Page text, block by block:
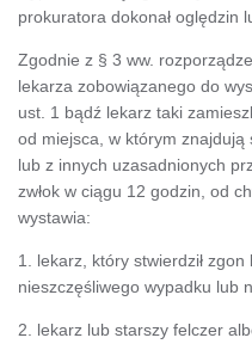
prokuratora dokonał oględzin
Zgodnie z § 3 ww.
lekarza zobowiązanego do
ust. 1 bądź lekarz taki
od miejsca, w którym znajdują
lub z innych uzasadnionych
zwłok w ciągu 12 godzin, od
wystawia:
1. lekarz, który stwierdził
nieszczęśliwego wypadku lub
2. lekarz lub starszy felczer